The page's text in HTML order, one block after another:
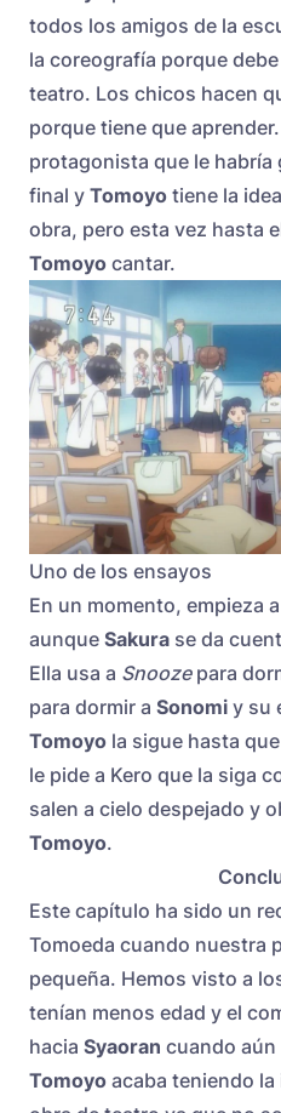
todos los amigos de la
la coreografía porque
teatro. Los chicos hacen
porque tiene que aprender.
protagonista que le habría
final y Tomoyo tiene la
obra, pero esta vez hasta
Tomoyo cantar.
Uno de los ensayos
En un momento, empieza
aunque Sakura se da
Ella usa a Snooze para
para dormir a Sonomi y su
Tomoyo la sigue hasta
le pide a Kero que la siga
salen a cielo despejado y
Tomoyo.
Este capítulo ha sido un
Tomoeda cuando nuestra
pequeña. Hemos visto a
tenían menos edad y el
hacia Syaoran cuando aún
Tomoyo acaba teniendo la